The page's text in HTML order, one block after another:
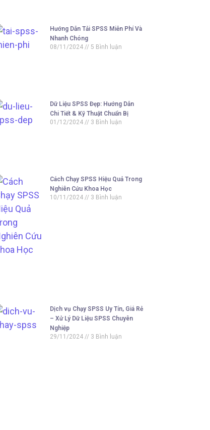
Hướng Dẫn Tải SPSS Miễn Phí Và
Nhanh Chóng
08/11/2024
5 Bình luận
Dữ Liệu SPSS Đẹp: Hướng Dẫn
Chi Tiết & Kỹ Thuật Chuẩn Bị
01/12/2024
3 Bình luận
Cách Chạy SPSS Hiệu Quả Trong
Nghiên Cứu Khoa Học
10/11/2024
3 Bình luận
Dịch vụ Chạy SPSS Uy Tín, Giá Rẻ
– Xử Lý Dữ Liệu SPSS Chuyên
Nghiệp
29/11/2024
3 Bình luận